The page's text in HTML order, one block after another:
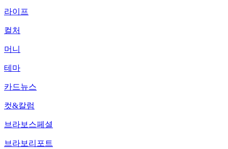
라이프
컬처
머니
테마
카드뉴스
컷&칼럼
브라보스페셜
브라보리포트